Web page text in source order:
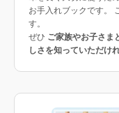
お手入れブックです。
す。
ぜひ ご家族やお子さま
しさを知っていただけ